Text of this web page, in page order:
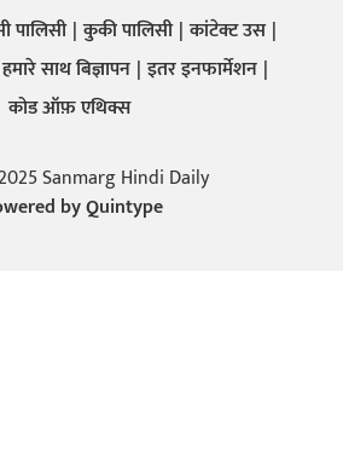
पालिसी कुकी पालिसी कांटेक्ट उस
हमारे साथ बिज्ञापन इतर इनफार्मेशन
कोड ऑफ़ एथिक्स
Sanmarg Hindi Daily
byQuintype